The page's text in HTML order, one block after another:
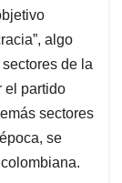
algo
de la
el partido
sectores
se